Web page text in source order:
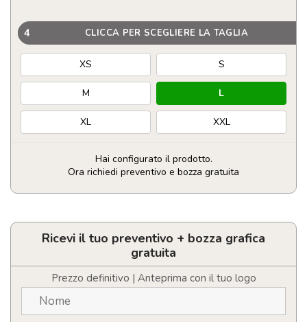
4 CLICCA PER SCEGLIERE LA TAGLIA
XS S
M L
XL XXL
Hai configurato il prodotto.
Ora richiedi preventivo e bozza gratuita
Giacca
microfleece
Brossard
da
donna
quantità
Ricevi il tuo preventivo + bozza grafica
gratuita
Prezzo definitivo | Anteprima con il tuo logo